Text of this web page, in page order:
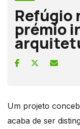
Refúgio
prémio
Um projeto
acaba de ser